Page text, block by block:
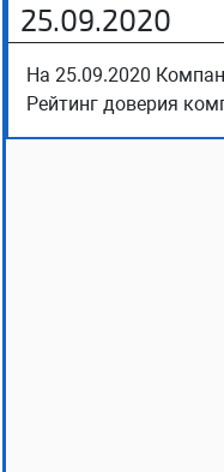
25.09.2020
На 25.09.2020
Рейтинг доверия